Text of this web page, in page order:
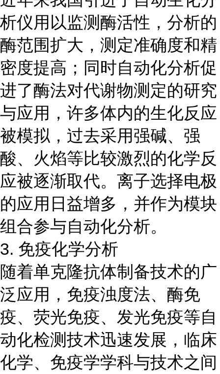
析仪用以监测酶活性，分析的
酶范围扩大，测定准确度和精
密度提高；同时自动化分析促
进了酶法对代谢物测定的研究
与应用，许多体内的生化反应
被模拟，过去采用强碱、强
酸、火焰等比较激烈的化学反
应被逐渐取代。离子选择电极
的应用日益增多，并作为模块
组合参与自动化分析。
3. 免疫化学分析
随着单克隆抗体制备技术的广
泛应用，免疫浊度法、酶免
疫、荧光免疫、发光免疫等自
动化检测技术迅速发展，临床
化学、免疫学学科与技术之间